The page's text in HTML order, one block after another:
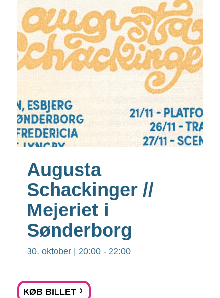
Augusta
Schackinger //
Mejeriet i
Sønderborg
30. oktober | 20:00 - 22:00
KØB BILLET